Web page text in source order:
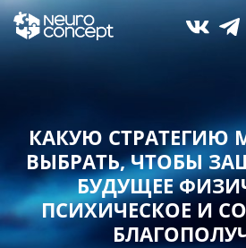
КАКУЮ СТРАТЕГИЮ
ВЫБРАТЬ,ЧТОБЫ
БУДУЩЕЕ
ПСИХИЧЕСКОЕ И